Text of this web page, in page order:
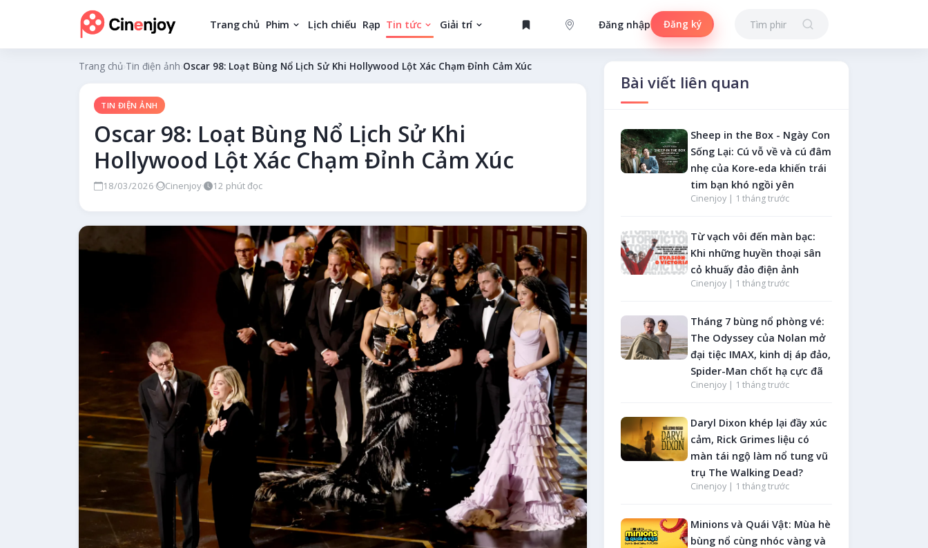
Trang chủ Phim Lịch chiếu Rạp Tin tức Giải trí
GAME
Đăng nhập Đăng ký
Trang chủ Tin điện ảnh Oscar 98: Loạt Bùng Nổ Lịch Sử Khi Hollywood Lột Xác Chạm Đỉnh Cảm Xúc
TIN ĐIỆN ẢNH
Oscar 98: Loạt Bùng Nổ Lịch Sử Khi
Hollywood Lột Xác Chạm Đỉnh Cảm Xúc
18/03/2026· Cinenjoy· 12 phút đọc
Bài viết liên quan
Sheep in the Box - Ngày Con
Sống Lại: Cú vỗ về và cú đâm
nhẹ của Kore‑eda khiến trái
tim bạn khó ngồi yên
Cinenjoy | 1 tháng trước
Từ vạch vôi đến màn bạc:
Khi những huyền thoại sân
cỏ khuấy đảo điện ảnh
Cinenjoy | 1 tháng trước
Tháng 7 bùng nổ phòng vé:
The Odyssey của Nolan mở
đại tiệc IMAX, kinh dị áp đảo,
Spider-Man chốt hạ cực đã
Cinenjoy | 1 tháng trước
Daryl Dixon khép lại đầy xúc
cảm, Rick Grimes liệu có
màn tái ngộ làm nổ tung vũ
trụ The Walking Dead?
Cinenjoy | 1 tháng trước
Minions và Quái Vật: Mùa hè
bùng nổ cùng nhóc vàng và